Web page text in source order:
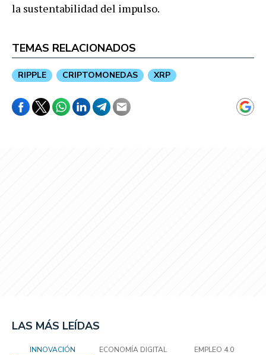
la sustentabilidad del impulso.
TEMAS RELACIONADOS
RIPPLE CRIPTOMONEDAS XRP
LAS MÁS LEÍDAS
INNOVACIÓN ECONOMÍA DIGITAL EMPLEO 4.0